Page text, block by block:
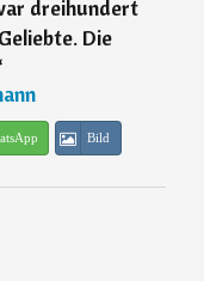
dreihundert
Die
Bild